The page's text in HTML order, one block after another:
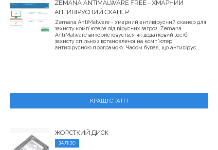
ZEMANA ANTIMALWARE FREE - ХМАРНИЙ
АНТИВІРУСНИЙ СКАНЕР
Zemana AntiMalware - хмарний антивірусний сканер для
захисту комп'ютера від вірусних загроз. Zemana
AntiMalware використовується як додатковий засіб
захисту спільно з встановленої на комп'ютері
антивірусною програмою. Часом буває, що антивірус,...
КРАЩІ СТАТТІ
ЖОРСТКИЙ ДИСК
ЗАЛІЗО